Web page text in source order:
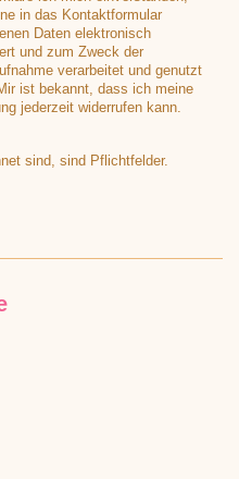
in das Kontaktformular
Daten elektronisch
und zum Zweck der
verarbeitet und genutzt
ist bekannt, dass ich meine
jederzeit widerrufen kann.
sind, sind Pflichtfelder.